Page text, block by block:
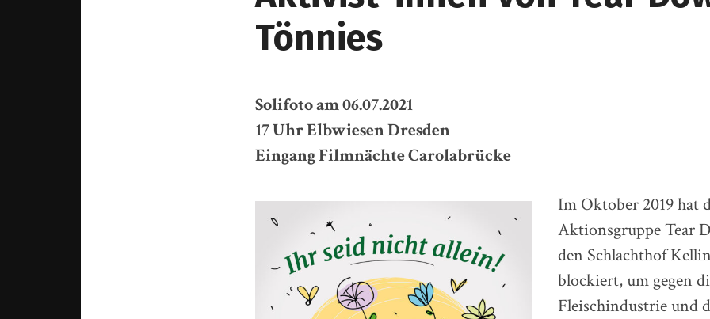
Tönnies
Solifoto am 06.07.2021
17 Uhr Elbwiesen Dresden
Eingang Filmnächte Carolabrücke
Im Oktober 2019 hat
Aktionsgruppe Tear
den Schlachthof
blockiert, um gegen
Fleischindustrie und